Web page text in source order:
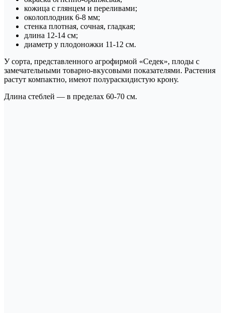
кожица с глянцем и переливами;
околоплодник 6-8 мм;
стенка плотная, сочная, гладкая;
длина 12-14 см;
диаметр у плодоножки 11-12 см.
У сорта, представленного агрофирмой «Седек», плоды с
замечательными товарно-вкусовыми показателями. Растения
растут компактно, имеют полураскидистую крону.
Длина стеблей — в пределах 60-70 см.